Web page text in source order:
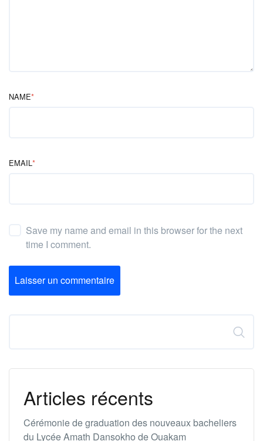
NAME*
EMAIL*
Save my name and email in this browser for the next
time I comment.
Laisser un commentaire
Articles récents
Cérémonie de graduation des nouveaux bacheliers
du Lycée Amath Dansokho de Ouakam